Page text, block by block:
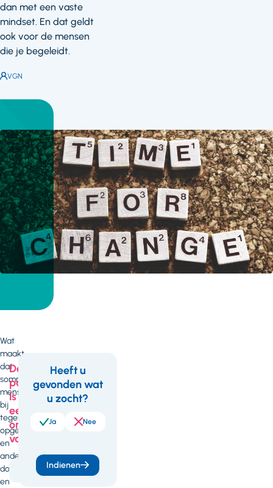
dan met een vaste
mindset. En dat geldt
ook voor de mensen
die je begeleidt.
Auteur:
VGN
Wat
maakt
dat
sommige
mensen
bij
tegenslag
opgeven
en
anderen
doorgaan
en
Deze
pagina
is
een
onderdeel
van
Arbeidszaken
Feedback
Heeft u
gevonden wat
u zocht?
Ja Nee
Indienen